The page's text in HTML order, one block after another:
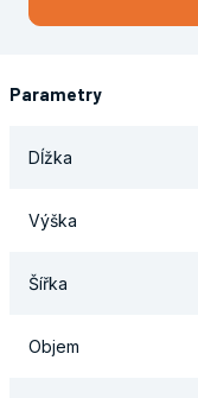
Parametry
Dĺžka
Výška
Šířka
Objem